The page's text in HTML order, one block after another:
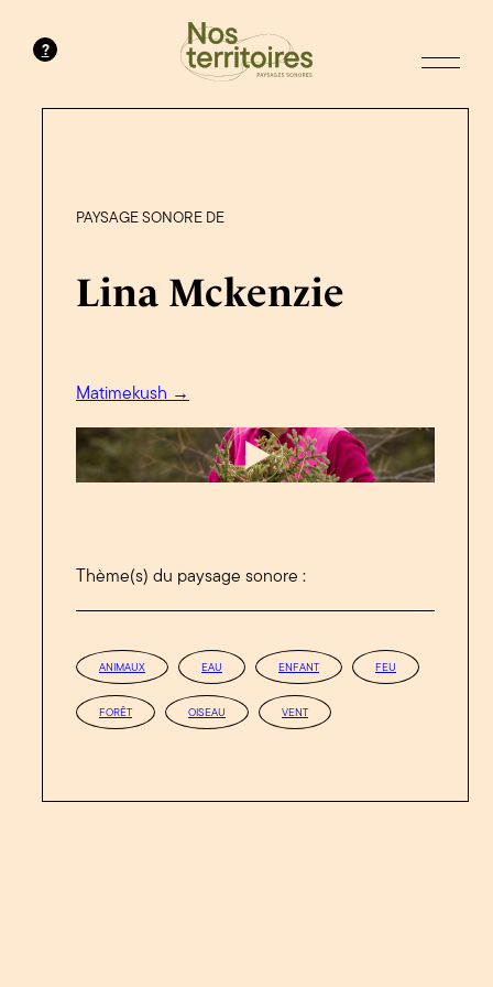
?
PAYSAGE SONORE DE
Lina Mckenzie
Matimekush →
Thème(s) du paysage sonore :
ANIMAUX EAU ENFANT FEU
FORÊT OISEAU VENT